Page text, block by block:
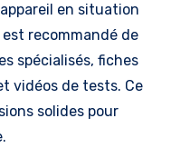
en situation
recommandé de
spécialisés, fiches
vidéos de tests. Ce
solides pour